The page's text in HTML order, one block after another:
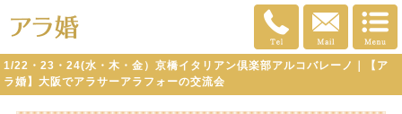
1/22・23・24(水・木・金）京橋イタリアン倶楽部アルコバレーノ｜【ア
ラ婚】大阪でアラサーアラフォーの交流会